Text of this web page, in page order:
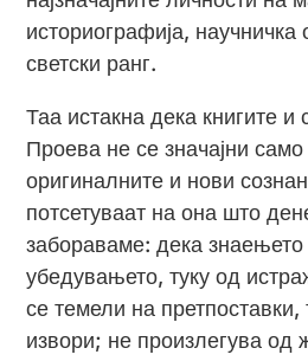
историографија, научничка
светски ранг.
Таа истакна дека книгите и
Проева не се значајни
оригиналните и нови
потсетуваат на она што
забораваме: дека
убедувањето, туку од
се темели на претпоставки,
извори; не произлегува од